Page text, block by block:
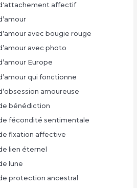
affectif
avec bougie rouge
avec photo
Europe
qui fonctionne
amoureuse
bénédiction
fécondité sentimentale
fixation affective
lien éternel
lune
protection ancestral